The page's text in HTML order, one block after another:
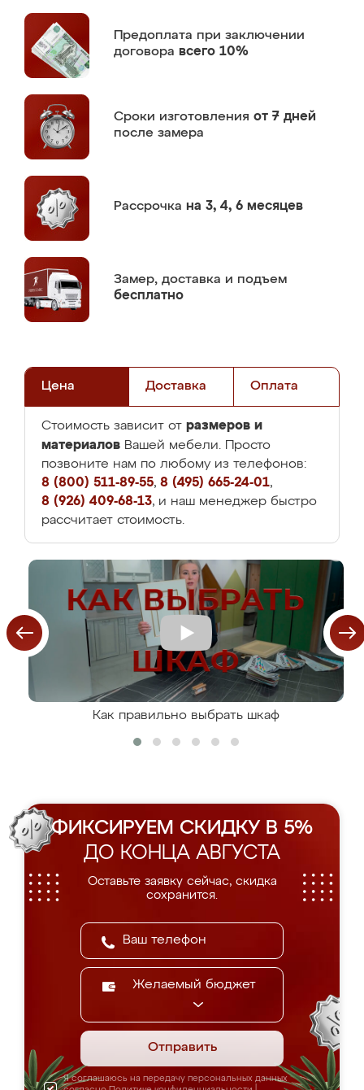
Предоплата при заключении
договора всего 10%
Сроки изготовления от 7 дней
после замера
Рассрочка на 3, 4, 6 месяцев
Замер, доставка и подъем
бесплатно
Цена Доставка Оплата
Стоимость зависит от размеров и
материалов Вашей мебели. Просто
позвоните нам по любому из телефонов:
8 (800) 511-89-55, 8 (495) 665-24-01,
8 (926) 409-68-13, и наш менеджер быстро
рассчитает стоимость.
Как правильно выбрать шкаф
ФИКСИРУЕМ СКИДКУ В 5%
ДО КОНЦА АВГУСТА
Оставьте заявку сейчас, скидка
сохранится.
Желаемый бюджет
Отправить
Я соглашаюсь на передачу персональных данных